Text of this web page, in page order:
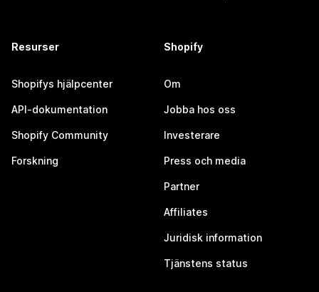
Resurser
Shopifys hjälpcenter
API-dokumentation
Shopify Community
Forskning
Shopify
Om
Jobba hos oss
Investerare
Press och media
Partner
Affiliates
Juridisk information
Tjänstens status